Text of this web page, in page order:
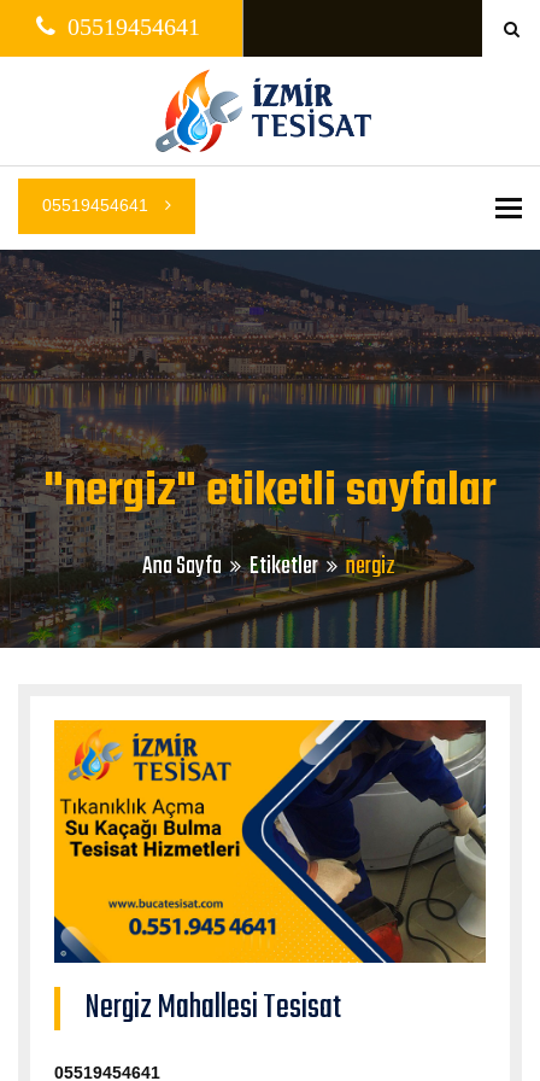
05519454641
05519454641
"nergiz" etiketli sayfalar
Ana Sayfa Etiketler nergiz
Nergiz Mahallesi Tesisat
05519454641